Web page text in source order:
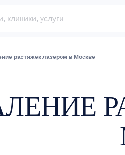
растяжек лазером в Москве